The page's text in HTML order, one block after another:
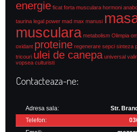
energie ficat forta musculara hormoni
taurina legal power mad max manusi
musculara metabolism Olimpia
oxidant proteine regenerare sepci sinteza
tricouri ulei de canepa universal
vopsea culturisti
Contacteaza-ne:
Adresa sala:
Str.
Telefon: